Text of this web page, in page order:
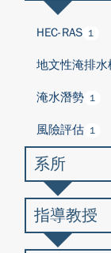
HEC-RAS 1
地文性淹排水
淹水潛勢 1
風險評估 1
系所
指導教授